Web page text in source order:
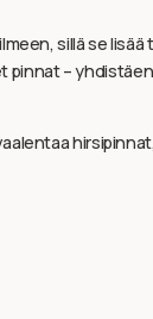
sillä se
pinnat –